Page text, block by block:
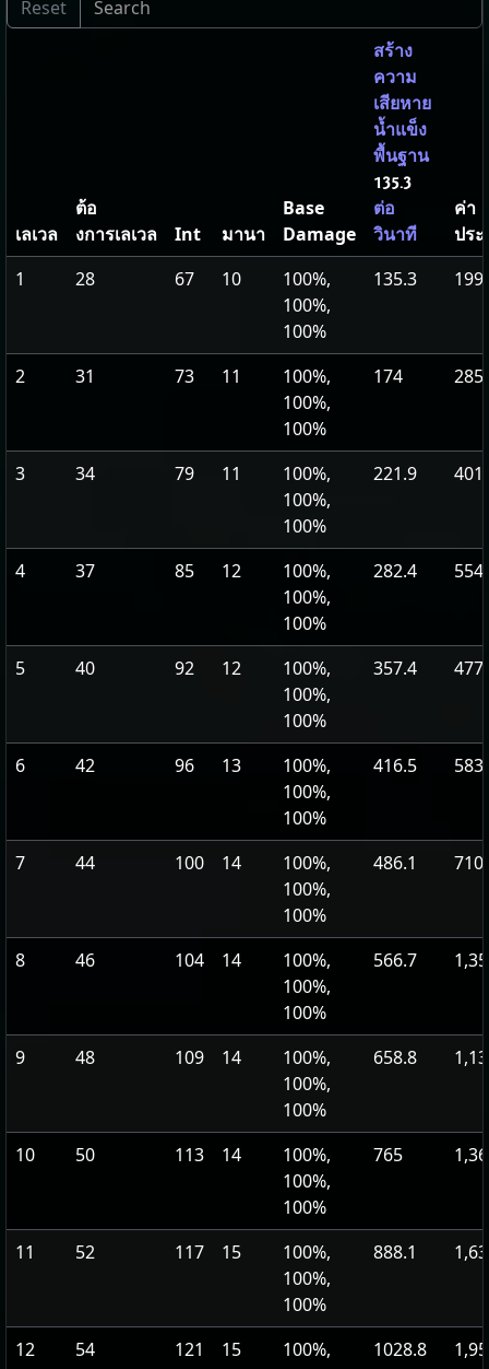
เลเวล
ต้อ
งการเลเวล
Int มานา
Base
Damage
สร้าง
ความ
เสียหาย
น้ำแข็ง
พื้นฐาน
135.3
ต่อ
วินาที
ค่า
ปร
1
28 67 10
100%,
100%,
100%
135.3
2 31 73 11
100%,
100%,
100%
174
3 34 79 11
100%,
100%,
100%
221.9
4 37 85 12
100%,
100%,
100%
282.4
5 40 92 12
100%,
100%,
100%
357.4
6 42 96 13
100%,
100%,
100%
416.5
7 44 100 14
100%,
100%,
100%
486.1
8 46 104 14
100%,
100%,
100%
566.7
9 48 109 14
100%,
100%,
100%
658.8
10 50 113 14
100%,
100%,
100%
765
11 52 117 15
100%,
100%,
100%
888.1
12 54 121 15
100%,
1028.8